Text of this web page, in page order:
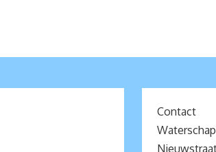
Contact